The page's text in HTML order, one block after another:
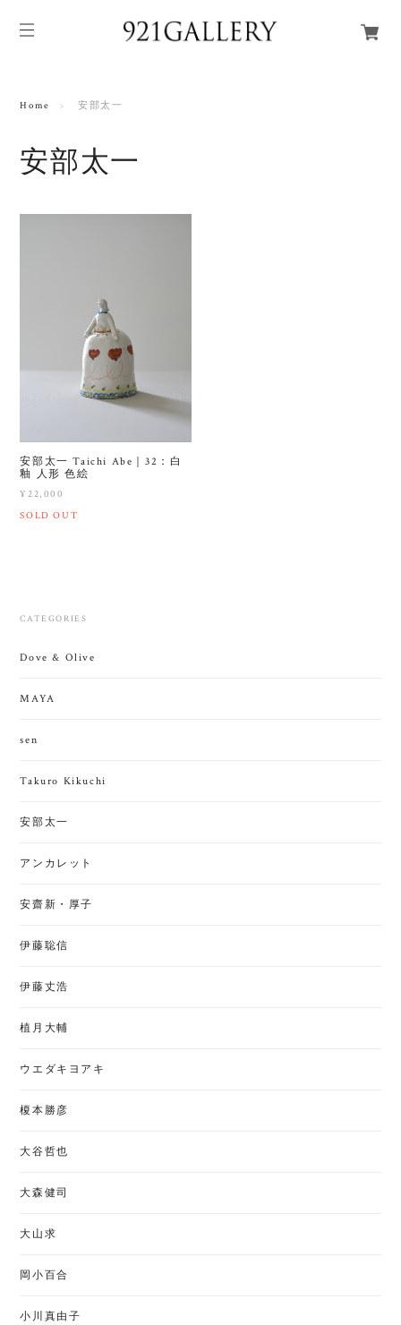
Home 安部太一
安部太一
安部太一 Taichi Abe｜32：白
釉 人形 色絵
¥22,000
SOLD OUT
CATEGORIES
Dove & Olive
MAYA
sen
Takuro Kikuchi
安部太一
アンカレット
安齋新・厚子
伊藤聡信
伊藤丈浩
植月大輔
ウエダキヨアキ
榎本勝彦
大谷哲也
大森健司
大山求
岡小百合
小川真由子